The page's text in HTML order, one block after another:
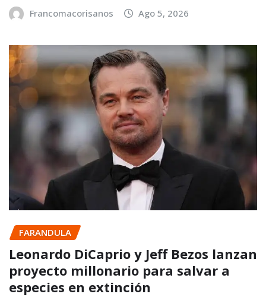
Francomacorisanos Ago 5, 2026
FARANDULA
Leonardo DiCaprio y Jeff Bezos lanzan
proyecto millonario para salvar a
especies en extinción